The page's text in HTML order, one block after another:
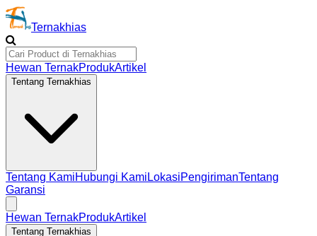
Ternakhias
Hewan TernakProdukArtikel
Tentang Ternakhias
Tentang KamiHubungi Kami LokasiPengirimanTentang
Garansi
Hewan TernakProdukArtikel
Tentang Ternakhias